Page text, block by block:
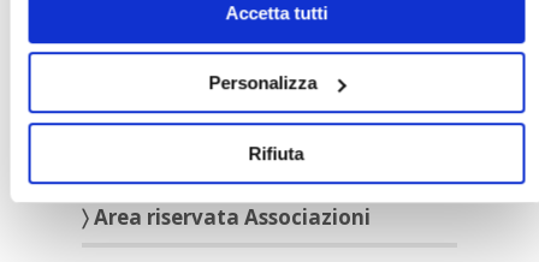
Accetta tutti
Personalizza
Rifiuta
»Notizie dal mondo immobiliare
〉 Area riservata Associazioni